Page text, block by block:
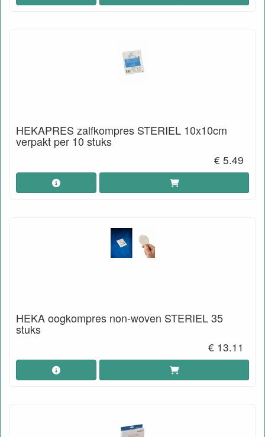
HEKAPRES zalfkompres STERIEL 10x10cm
verpakt per 10 stuks
€ 5.49
HEKA oogkompres non-woven STERIEL 35
stuks
€ 13.11